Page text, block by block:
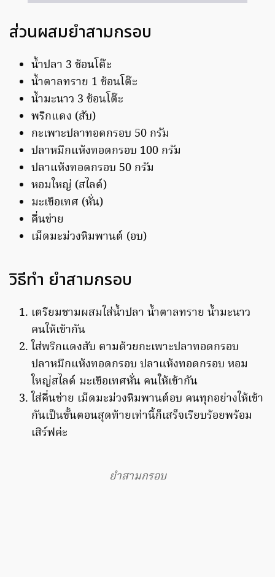
ส่วนผสมยำสามกรอบ
น้ำปลา 3 ช้อนโต๊ะ
น้ำตาลทราย 1 ช้อนโต๊ะ
น้ำมะนาว 3 ช้อนโต๊ะ
พริกแดง (สับ)
กะเพาะปลาทอดกรอบ 50 กรัม
ปลาหมึกแห้งทอดกรอบ 100 กรัม
ปลาแห้งทอดกรอบ 50 กรัม
หอมใหญ่ (สไลด์)
มะเขือเทศ (หั่น)
คื่นช่าย
เม็ดมะม่วงหิมพานต์ (อบ)
วิธีทำ ยำสามกรอบ
เตรียมชามผสมใส่น้ำปลา น้ำตาลทราย น้ำมะนาว
คนให้เข้ากัน
ใส่พริกแดงสับ ตามด้วยกะเพาะปลาทอดกรอบ
ปลาหมึกแห้งทอดกรอบ ปลาแห้งทอดกรอบ หอม
ใหญ่สไลด์ มะเขือเทศหั่น คนให้เข้ากัน
ใส่คื่นช่าย เม็ดมะม่วงหิมพานต์อบ คนทุกอย่างให้เข้า
กันเป็นขั้นตอนสุดท้ายเท่านี้ก็เสร็จเรียบร้อยพร้อม
เสิร์ฟค่ะ
ยำสามกรอบ